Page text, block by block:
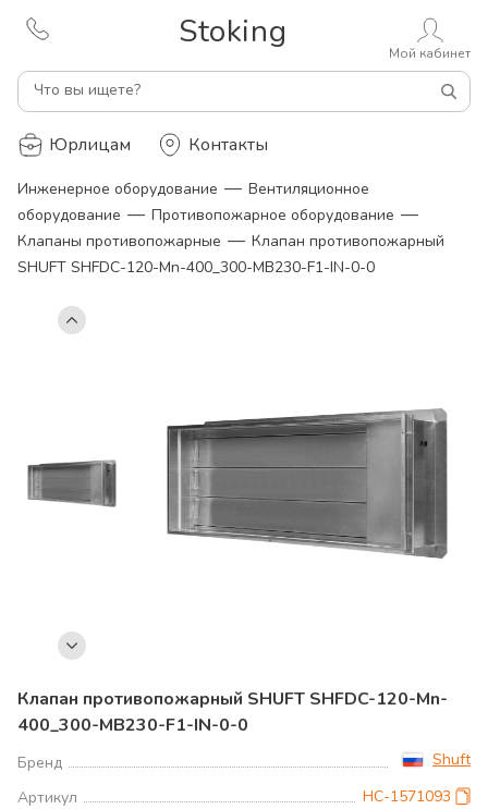
Stoking
Что вы ищете?
Мой кабинет
Юрлицам Контакты
Инженерное оборудование — Вентиляционное
оборудование — Противопожарное оборудование —
Клапаны противопожарные — Клапан противопожарный
SHUFT SHFDC-120-Mn-400_300-MB230-F1-IN-0-0
Клапан противопожарный SHUFT SHFDC-120-Mn-
400_300-MB230-F1-IN-0-0
Бренд
Shuft
Артикул
НС-1571093